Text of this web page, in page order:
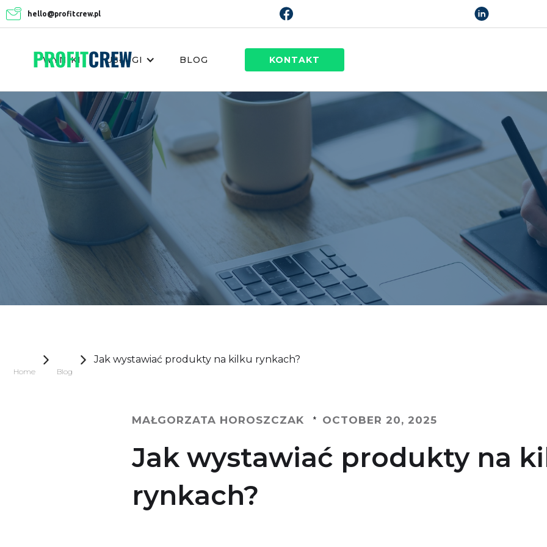
hello@profitcrew.pl
WYNIKI USŁUGI BLOG KONTAKT
Home Blog
Jak wystawiać produkty na kilku rynkach?
MAŁGORZATA HOROSZCZAK * OCTOBER 20, 2025
Jak wystawiać produkty na
rynkach?